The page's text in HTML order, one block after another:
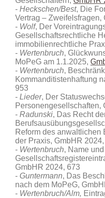
Heckschen/Best, Die
Vertrag – Zweifelsfragen,
Wolf, Der
Gesellschaftsrechtliche
immobilienrechtliche
Wertenbruch,
MoPeG am 1.1.2025,
Wertenbruch,
Kommanditistenhaftung
953
Lieder, Der
Personengesellschaften,
Radunski, Das Recht
Reform des anwaltlichen
der Praxis, GmbHR
Wertenbruch, Name
GmbHR 2024, 673
Guntermann, Das
nach dem MoPeG,
Wertenbruch/Alm,